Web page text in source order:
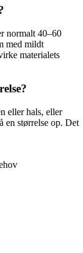
normalt 40–60
med mildt
materialets
eller hals, eller
en størrelse op. Det